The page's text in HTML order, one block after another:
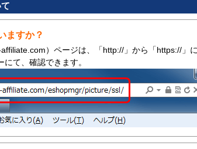
ますか？
）ページは、「http://」から「https://」に
て、確認できます。